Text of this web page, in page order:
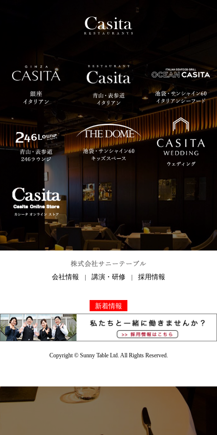
会社情報 | 講演・研修 | 採用情報
新着情報
Copyright © Sunny Table Ltd. All Rights Reserved.